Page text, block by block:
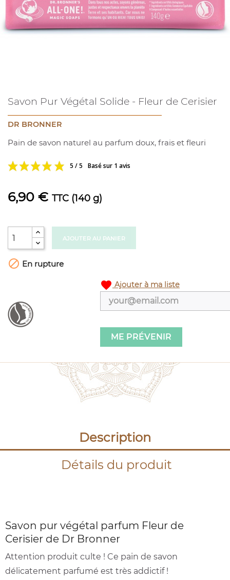
Savon Pur Végétal Solide - Fleur de Cerisier
DR BRONNER
Pain de savon naturel au parfum doux, frais et fleuri
5 / 5 Basé sur 1 avis
6,90 € TTC (140 g)
AJOUTER AU PANIER
 En rupture
favorite Ajouter à ma liste
ME PRÉVENIR
Description
Détails du produit
Savon pur végétal parfum Fleur de
Cerisier de Dr Bronner
Attention produit culte ! Ce pain de savon
délicatement parfumé est très addictif !